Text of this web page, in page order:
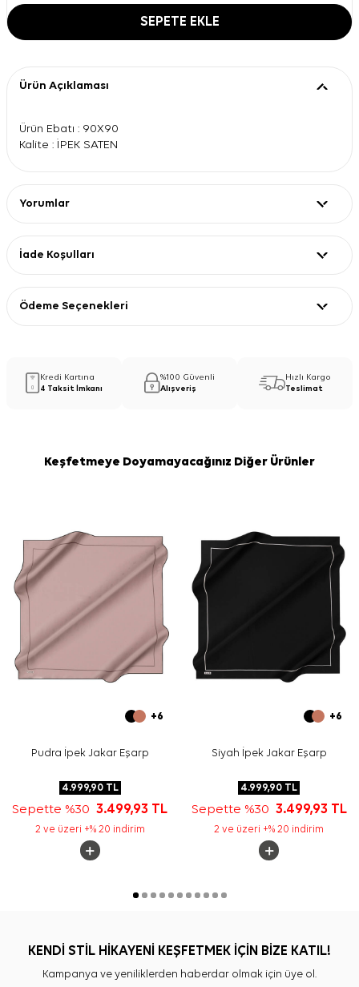
SEPETE EKLE
Ürün Açıklaması
Ürün Ebatı : 90X90
Kalite : İPEK SATEN
Yorumlar
İade Koşulları
Ödeme Seçenekleri
Kredi Kartına
4 Taksit İmkanı
%100 Güvenli
Alışveriş
Hızlı Kargo
Teslimat
Keşfetmeye Doyamayacağınız Diğer Ürünler
+6
Pudra İpek Jakar Eşarp
4.999,90TL
Sepette %303.499,93 TL
2 ve üzeri +% 20 indirim
+6
Siyah İpek Jakar Eşarp
4.999,90 TL
Sepette %30 3.499,93 TL
2 ve üzeri +% 20 indirim
KENDİ STİL HİKAYENİ KEŞFETMEK İÇİN BİZE KATIL!
Kampanya ve yeniliklerden haberdar olmak için üye ol.